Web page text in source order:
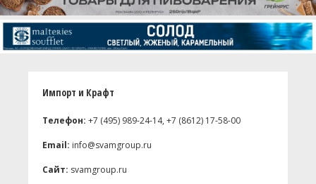
Импорт и Крафт
Телефон: +7 (495) 989-24-14, +7 (8612) 17-58-00
Email: info@svamgroup.ru
Сайт: svamgroup.ru